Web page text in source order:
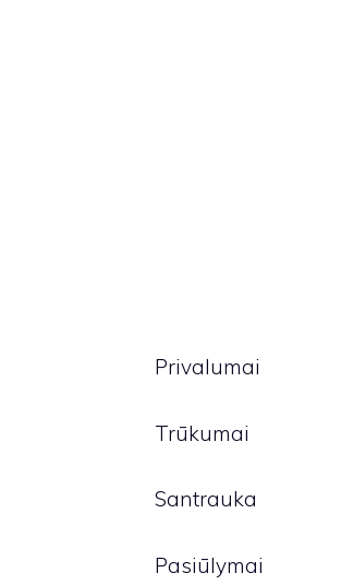
Privalumai
Trūkumai
Santrauka
Pasiūlymai